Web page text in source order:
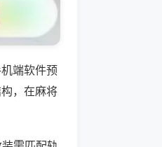
端软件预
，在麻将